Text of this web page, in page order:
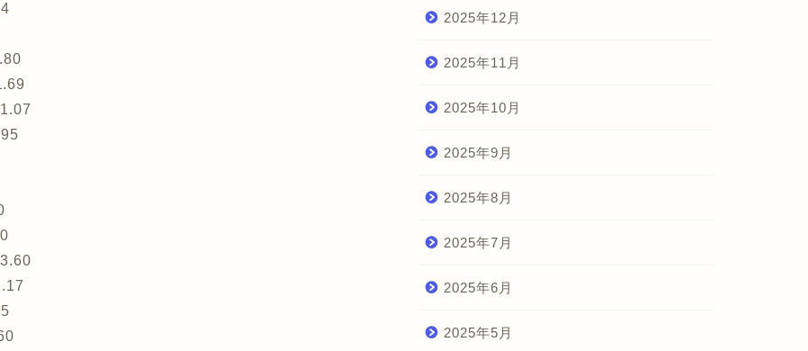
2025年12月
2025年11月
2025年10月
2025年9月
2025年8月
2025年7月
2025年6月
2025年5月